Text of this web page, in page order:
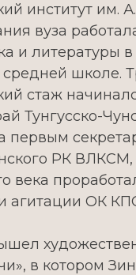
институт им.
вуза
и литературы
школе.
стаж
Тунгусско-
первым
РК
века
агитации ОК
в котором